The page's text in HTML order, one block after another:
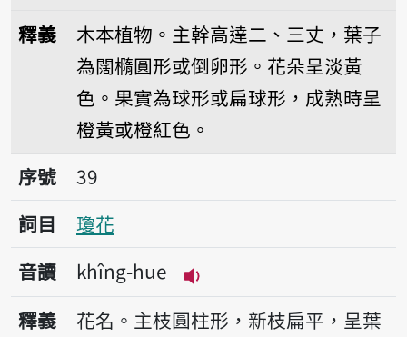
釋義
木本植物。主幹高達二、三丈，葉子
為闊橢圓形或倒卵形。花朵呈淡黃
色。果實為球形或扁球形，成熟時呈
橙黃或橙紅色。
序號39瓊花
序號
39
詞目
瓊花
音讀
khîng-hue
播放音讀khîng-hue
釋義
花名。主枝圓柱形，新枝扁平，呈葉